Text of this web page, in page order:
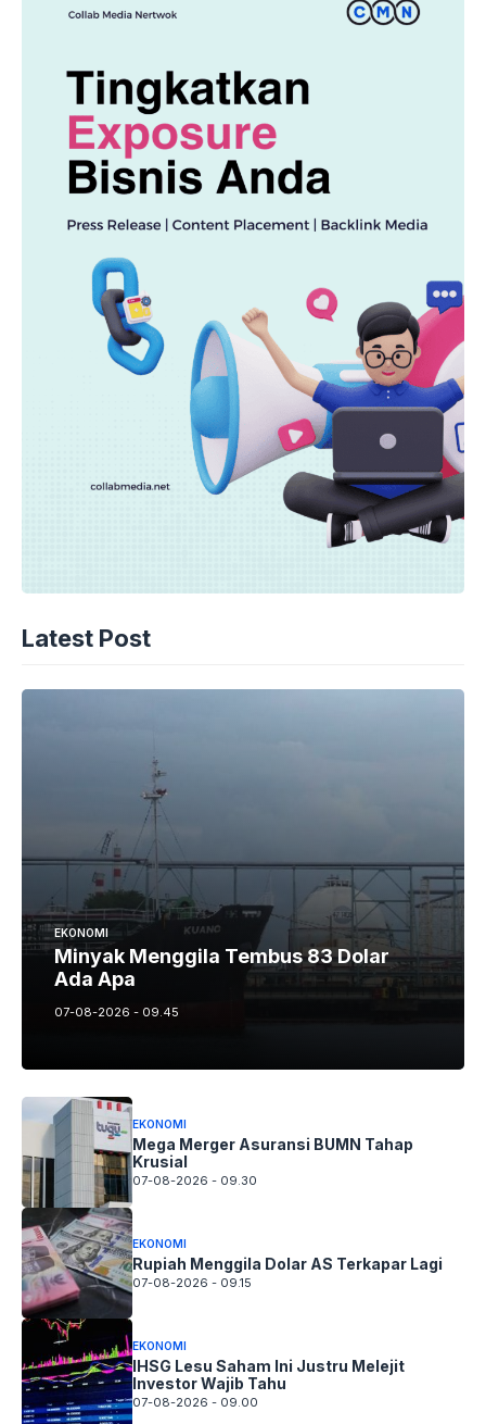
Latest Post
EKONOMI
Minyak Menggila Tembus 83 Dolar
Ada Apa
07-08-2026 - 09.45
EKONOMI
Mega Merger Asuransi BUMN Tahap
Krusial
07-08-2026 - 09.30
EKONOMI
Rupiah Menggila Dolar AS Terkapar Lagi
07-08-2026 - 09.15
EKONOMI
IHSG Lesu Saham Ini Justru Melejit
Investor Wajib Tahu
07-08-2026 - 09.00